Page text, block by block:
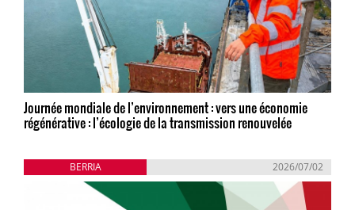
Journée mondiale de l’environnement : vers une économie
régénérative : l’écologie de la transmission renouvelée
BERRIA 2026/07/02